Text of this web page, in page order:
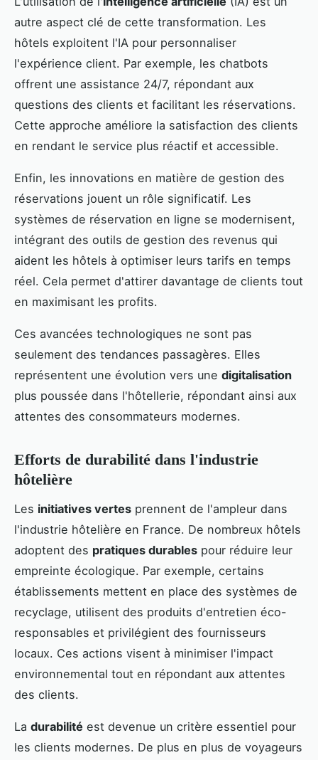
autre aspect clé de cette transformation. Les
hôtels exploitent l'IA pour personnaliser
l'expérience client. Par exemple, les chatbots
offrent une assistance 24/7, répondant aux
questions des clients et facilitant les réservations.
Cette approche améliore la satisfaction des clients
en rendant le service plus réactif et accessible.
Enfin, les innovations en matière de gestion des
réservations jouent un rôle significatif. Les
systèmes de réservation en ligne se modernisent,
intégrant des outils de gestion des revenus qui
aident les hôtels à optimiser leurs tarifs en temps
réel. Cela permet d'attirer davantage de clients tout
en maximisant les profits.
Ces avancées technologiques ne sont pas
seulement des tendances passagères. Elles
représentent une évolution vers une digitalisation
plus poussée dans l'hôtellerie, répondant ainsi aux
attentes des consommateurs modernes.
Efforts de durabilité dans l'industrie
hôtelière
Les initiatives vertes prennent de l'ampleur dans
l'industrie hôtelière en France. De nombreux hôtels
adoptent des pratiques durables pour réduire leur
empreinte écologique. Par exemple, certains
établissements mettent en place des systèmes de
recyclage, utilisent des produits d'entretien éco-
responsables et privilégient des fournisseurs
locaux. Ces actions visent à minimiser l'impact
environnemental tout en répondant aux attentes
des clients.
La durabilité est devenue un critère essentiel pour
les clients modernes. De plus en plus de voyageurs